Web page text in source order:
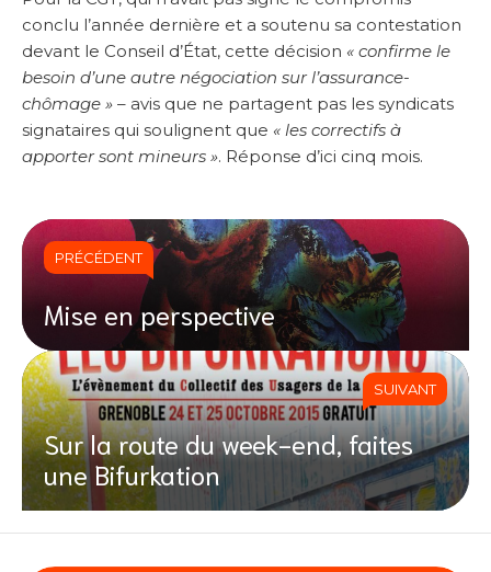
conclu l’année dernière et a soutenu sa contestation
devant le Conseil d’État, cette décision « confirme le
besoin d’une autre négociation sur l’assurance-
chômage » – avis que ne partagent pas les syndicats
signataires qui soulignent que « les correctifs à
apporter sont mineurs ». Réponse d’ici cinq mois.
PRÉCÉDENT
Mise en perspective
SUIVANT
Sur la route du week-end, faites
une Bifurkation